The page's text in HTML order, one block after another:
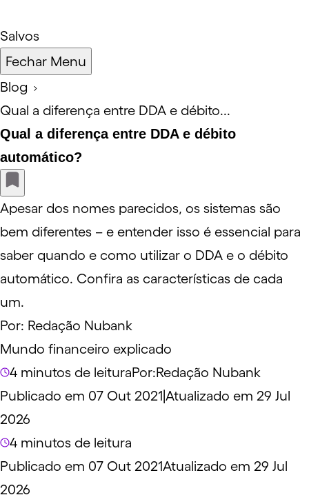
Salvos
Fechar Menu
Blog
Qual a diferença entre DDA e débito...
Qual a diferença entre DDA e débito
automático?
Apesar dos nomes parecidos, os sistemas são
bem diferentes – e entender isso é essencial para
saber quando e como utilizar o DDA e o débito
automático. Confira as características de cada
um.
Por: Redação Nubank
Mundo financeiro explicado
4 minutos de leituraPor:Redação Nubank
Publicado em 07 Out 2021 Atualizado em 29 Jul
2026
4 minutos de leitura
Publicado em 07 Out 2021Atualizado em 29 Jul
2026